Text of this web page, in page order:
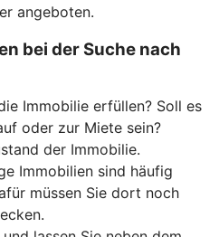
angeboten.
bei der Suche nach
Immobilie erfüllen? Soll es
oder zur Miete sein?
der Immobilie.
Immobilien sind häufig
müssen Sie dort noch